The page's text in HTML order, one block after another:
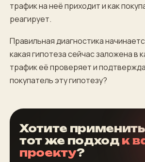
трафик на неё приходит и как
реагирует.
Правильная диагностика
какая гипотеза сейчас заложена в
трафик её проверяет и
покупатель эту гипотезу?
Хотите применить
тот же подход к
проекту?